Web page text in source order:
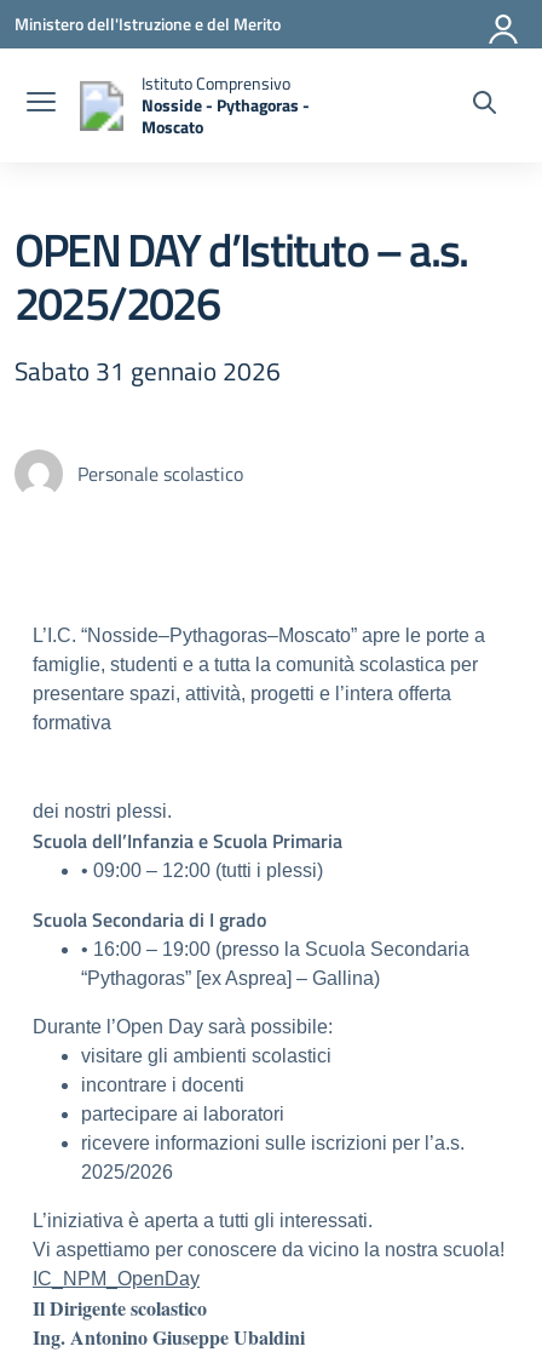
Ministero dell'Istruzione e del Merito
Istituto Comprensivo
Nosside - Pythagoras -
Moscato
OPEN DAY d’Istituto – a.s.
2025/2026
Sabato 31 gennaio 2026
Personale scolastico
L’I.C. “Nosside–Pythagoras–Moscato” apre le porte a
famiglie, studenti e a tutta la comunità scolastica per
presentare spazi, attività, progetti e l’intera offerta
formativa
dei nostri plessi.
Scuola dell’Infanzia e Scuola Primaria
• 09:00 – 12:00 (tutti i plessi)
Scuola Secondaria di I grado
• 16:00 – 19:00 (presso la Scuola Secondaria
“Pythagoras” [ex Asprea] – Gallina)
Durante l’Open Day sarà possibile:
visitare gli ambienti scolastici
incontrare i docenti
partecipare ai laboratori
ricevere informazioni sulle iscrizioni per l’a.s.
2025/2026
L’iniziativa è aperta a tutti gli interessati.
Vi aspettiamo per conoscere da vicino la nostra scuola!
IC_NPM_OpenDay
Il Dirigente scolastico
Ing. Antonino Giuseppe Ubaldini